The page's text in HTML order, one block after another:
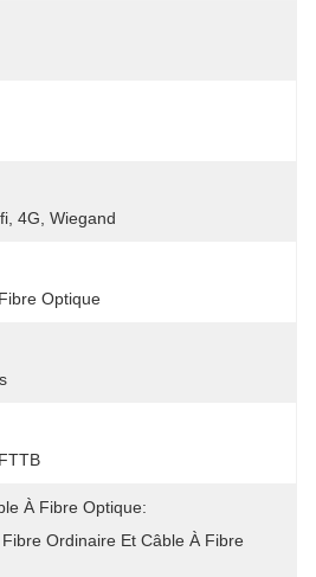
4G, Wiegand
Optique
À Fibre Optique:
Ordinaire Et Câble À Fibre